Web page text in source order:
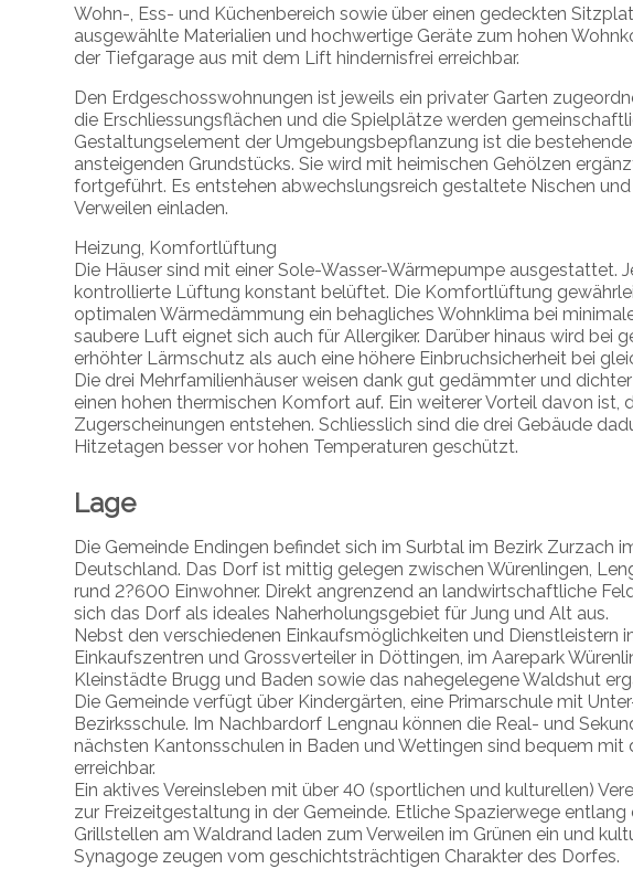
Wohn-, Ess- und Küchenbereich sowie über einen gedeckten
ausgewählte Materialien und hochwertige Geräte zum hohen
der Tiefgarage aus mit dem Lift hindernisfrei erreichbar.
Den Erdgeschosswohnungen ist jeweils ein privater Garten
die Erschliessungsflächen und die Spielplätze werden
Gestaltungselement der Umgebungsbepflanzung ist die
ansteigenden Grundstücks. Sie wird mit heimischen Gehölzen
fortgeführt. Es entstehen abwechslungsreich gestaltete Nischen
Verweilen einladen.
Heizung, Komfortlüftung
Die Häuser sind mit einer Sole-Wasser-Wärmepumpe ausgestattet.
kontrollierte Lüftung konstant belüftet. Die Komfortlüftung
optimalen Wärmedämmung ein behagliches Wohnklima bei
saubere Luft eignet sich auch für Allergiker. Darüber hinaus wird bei
erhöhter Lärmschutz als auch eine höhere Einbruchsicherheit bei
Die drei Mehrfamilienhäuser weisen dank gut gedämmter und
einen hohen thermischen Komfort auf. Ein weiterer Vorteil davon ist,
Zugerscheinungen entstehen. Schliesslich sind die drei Gebäude
Hitzetagen besser vor hohen Temperaturen geschützt.
Lage
Die Gemeinde Endingen befindet sich im Surbtal im Bezirk Zurzach
Deutschland. Das Dorf ist mittig gelegen zwischen Würenlingen,
rund 2?600 Einwohner. Direkt angrenzend an landwirtschaftliche
sich das Dorf als ideales Naherholungsgebiet für Jung und Alt aus.
Nebst den verschiedenen Einkaufsmöglichkeiten und Dienstleistern
Einkaufszentren und Grossverteiler in Döttingen, im Aarepark
Kleinstädte Brugg und Baden sowie das nahegelegene Waldshut
Die Gemeinde verfügt über Kindergärten, eine Primarschule mit
Bezirksschule. Im Nachbardorf Lengnau können die Real- und
nächsten Kantonsschulen in Baden und Wettingen sind bequem mit
erreichbar.
Ein aktives Vereinsleben mit über 40 (sportlichen und kulturellen)
zur Freizeitgestaltung in der Gemeinde. Etliche Spazierwege
Grillstellen am Waldrand laden zum Verweilen im Grünen ein und
Synagoge zeugen vom geschichtsträchtigen Charakter des Dorfes.